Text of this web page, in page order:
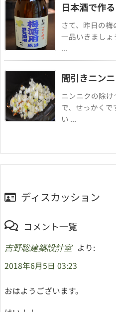
日本酒で作
さて、昨日の
一品いきましょ
...
間引きニン
ニンニクの除
で、せっかく
い ...
ディスカッション
コメント一覧
吉野聡建築設計室
より:
2018年6月5日 03:23
おはようございます。